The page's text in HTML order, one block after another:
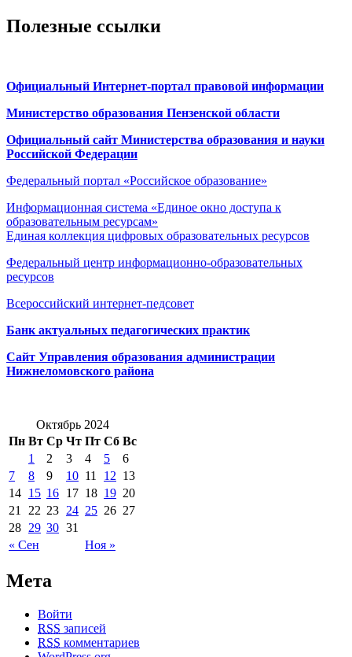
Полезные ссылки
Официальный Интернет-портал правовой информации
Министерство образования Пензенской области
Официальный сайт Министерства образования и науки
Российской Федерации
Федеральный портал «Российское образование»
Информационная система «Единое окно доступа к
образовательным ресурсам»
Единая коллекция цифровых образовательных ресурсов
Федеральный центр информационно-образовательных
ресурсов
Всероссийский интернет-педсовет
Банк актуальных педагогических практик
Сайт Управления образования администрации
Нижнеломовского района
Октябрь 2024
Пн Вт Ср Чт Пт Сб Вс
« Сен Ноя »
1 2 3 4 5
6
7
8 9 10 11 12 13
14 15 16 17 18 19 20
21
22 23 24 25 26 27
28 29 30 31
Мета
Войти
RSS записей
RSS комментариев